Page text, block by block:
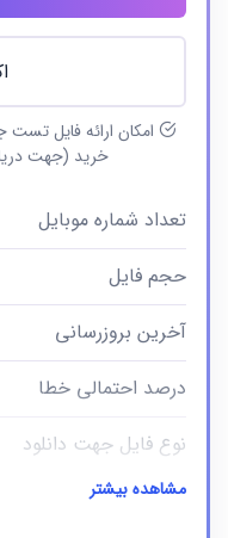
امکان ارائه فایل
خرید (جهت
تعداد شماره موبایل
حجم فایل
آخرین بروزرسانی
درصد احتمالی خطا
نوع فایل جهت دانلود
نوع فایل
مشاهده بیشتر